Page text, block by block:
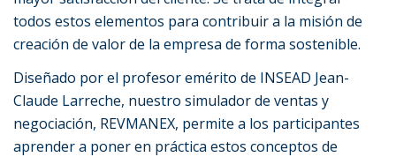
todos estos elementos para contribuir a la misión de
creación de valor de la empresa de forma sostenible.
Diseñado por el profesor emérito de INSEAD Jean-
Claude Larreche, nuestro simulador de ventas y
negociación, REVMANEX, permite a los participantes
aprender a poner en práctica estos conceptos de